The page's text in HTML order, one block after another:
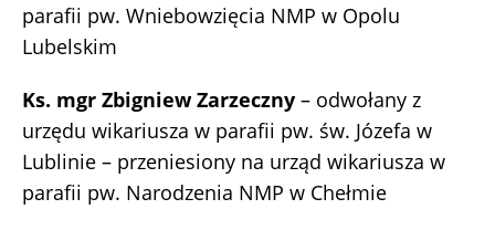
parafii pw. Wniebowzięcia NMP w Opolu
Lubelskim
Ks. mgr Zbigniew Zarzeczny – odwołany z
urzędu wikariusza w parafii pw. św. Józefa w
Lublinie – przeniesiony na urząd wikariusza w
parafii pw. Narodzenia NMP w Chełmie